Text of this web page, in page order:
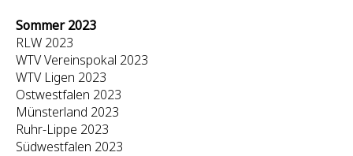
Sommer 2023
RLW 2023
WTV Vereinspokal 2023
WTV Ligen 2023
Ostwestfalen 2023
Münsterland 2023
Ruhr-Lippe 2023
Südwestfalen 2023